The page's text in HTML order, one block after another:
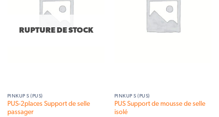
RUPTURE DE STOCK
PINKUP S (PUS)
PUS-2places Support de selle
passager
PINKUP S (PUS)
PUS Support de mousse de selle
isolé